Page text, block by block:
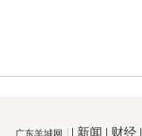
广东羊城网 | 新闻 | 财经 |